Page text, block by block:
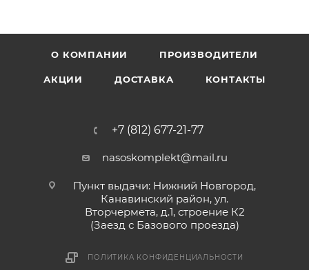
О КОМПАНИИ ПРОИЗВОДИТЕЛИ
АКЦИИ ДОСТАВКА КОНТАКТЫ
+7 (812) 677-21-77
nasoskomplekt@mail.ru
Пункт выдачи: Нижний Новгород,
Канавинский район, ул.
Вторчермета, д.1, строение К2
(Заезд с Базового проезда)
ПОЛИТИКА КОНФИДЕНЦИАЛЬНОСТИ